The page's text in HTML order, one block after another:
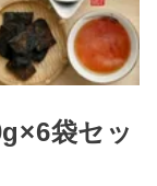
袋セッ